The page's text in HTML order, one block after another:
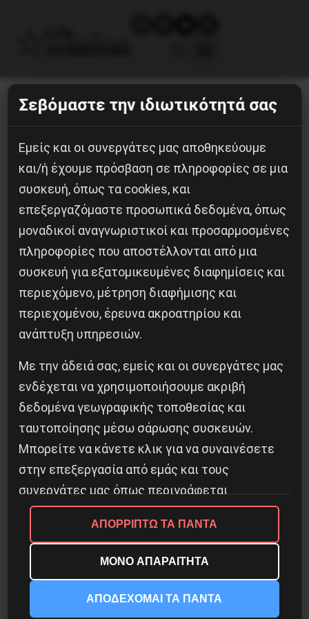
feliphe-schiarolli-hes6nUC1MVc-
7 Μαΐου, 2020
Κοινοποίησε το:
Προηγούμενο: Να μην ανοίξουν τώρα τα
σχολεία ζητούν οι καθηγητές
Δημοφιλή Άρθρα
Σεβόμαστε την ιδιωτικότητά σας
Εμείς και οι συνεργάτες μας αποθηκεύουμε
και/ή έχουμε πρόσβαση σε πληροφορίες σε μια
συσκευή, όπως τα cookies, και
επεξεργαζόμαστε προσωπικά δεδομένα, όπως
μοναδικοί αναγνωριστικοί και προσαρμοσμένες
πληροφορίες που αποστέλλονται από μια
συσκευή για εξατομικευμένες διαφημίσεις και
περιεχόμενο, μέτρηση διαφήμισης και
περιεχομένου, έρευνα ακροατηρίου και
ανάπτυξη υπηρεσιών.
Με την άδειά σας, εμείς και οι συνεργάτες μας
ενδέχεται να χρησιμοποιήσουμε ακριβή
δεδομένα γεωγραφικής τοποθεσίας και
ταυτοποίησης μέσω σάρωσης συσκευών.
Μπορείτε να κάνετε κλικ για να συναινέσετε
στην επεξεργασία από εμάς και τους
συνεργάτες μας όπως περιγράφεται
παραπάνω. Εναλλακτικά, μπορείτε να κάνετε
κλικ για να αρνηθείτε να συναινέσετε ή να
σας πριν συναινέσετε.
ΑΠΟΡΡΙΠΤΩ ΤΑ ΠΑΝΤΑ
ΜΟΝΟ ΑΠΑΡΑΙΤΗΤΑ
ΑΠΟΔΕΧΟΜΑΙ ΤΑ ΠΑΝΤΑ